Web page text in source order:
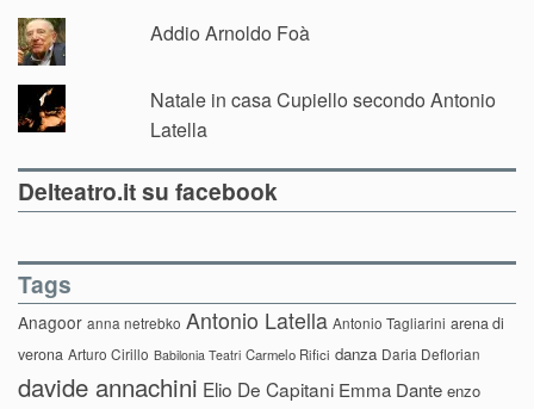
Addio Arnoldo Foà
Natale in casa Cupiello secondo Antonio
Latella
Delteatro.it su facebook
Tags
Anagoor anna netrebko Antonio Latella Antonio Tagliarini arena di
verona Arturo Cirillo Babilonia Teatri Carmelo Rifici danza Daria Deflorian
davide annachini Elio De Capitani Emma Dante enzo